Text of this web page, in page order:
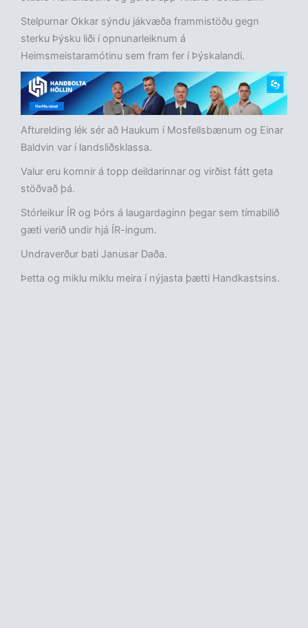
Stelpurnar Okkar sýndu jákvæða frammistöðu gegn
sterku Þýsku liði í opnunarleiknum á
Heimsmeistaramótinu sem fram fer í Þýskalandi.
Afturelding lék sér að Haukum í Mosfellsbænum og Einar
Baldvin var í landsliðsklassa.
Valur eru komnir á topp deildarinnar og virðist fátt geta
stöðvað þá.
Stórleikur ÍR og Þórs á laugardaginn þegar sem tímabilið
gæti verið undir hjá ÍR-ingum.
Undraverður bati Janusar Daða.
Þetta og miklu miklu meira í nýjasta þætti Handkastsins.